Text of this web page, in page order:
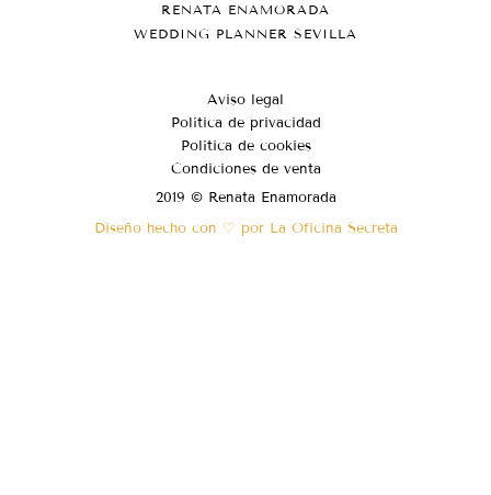
RENATA ENAMORADA
WEDDING PLANNER SEVILLA
Aviso legal
Política de privacidad
Política de cookies
Condiciones de venta
2019 © Renata Enamorada
Diseño hecho con ♡ por La Oficina Secreta